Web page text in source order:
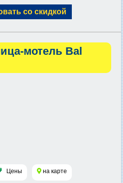
со скидкой
мотель Bal
Цены на карте